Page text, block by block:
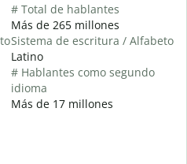
# Total de hablantes
Más de 265 millones
Sistema de escritura / Alfabeto
Latino
# Hablantes como segundo
idioma
Más de 17 millones